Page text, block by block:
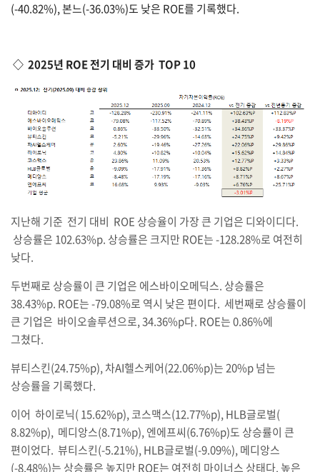
(-40.82%), 본느(-36.03%)도 낮은 ROE를 기록했다.
◇ 2025년 ROE 전기 대비 증가 TOP 10
지난해 기준 전기 대비 ROE 상승율이 가장 큰 기업은 디와이디다.
상승률은 102.63%p. 상승률은 크지만 ROE는 -128.28%로 여전히
낮다.
두번째로 상승률이 큰 기업은 에스바이오메딕스. 상승률은
38.43%p. ROE는 -79.08%로 역시 낮은 편이다. 세번째로 상승률이
큰 기업은 바이오솔루션으로, 34.36%p다. ROE는 0.86%에
그쳤다.
뷰티스킨(24.75%p), 차AI헬스케어(22.06%p)는 20%p 넘는
상승률을 기록했다.
이어 하이로닉( 15.62%p), 코스맥스(12.77%p), HLB글로벌(
8.82%p), 메디앙스(8.71%p), 엔에프씨(6.76%p)도 상승률이 큰
편이었다. 뷰티스킨(-5.21%), HLB글로벌(-9.09%), 메디앙스
(-8.48%)는 상승률은 높지만 ROE는 여전히 마이너스 상태다. 높은